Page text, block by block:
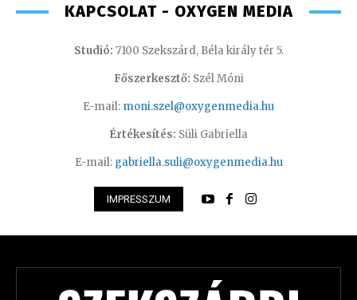
KAPCSOLAT - OXYGEN MEDIA
Studió: 7100 Szekszárd, Béla király tér 5.
Főszerkesztő: Szél Móni
E-mail: moni.szel@oxygenmedia.hu
Értékesítés: Süli Gabriella
E-mail: gabriella.suli@oxygenmedia.hu
IMPRESSZUM